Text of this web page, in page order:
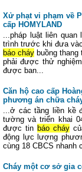
Xử phạt vi phạm về
cấp HOMYLAND
...pháp luật liên
trình trước khi đưa
báo cháy buồng
phải được thử
được ban...
Căn hộ cao cấp
phương án chữa
...ở các tầng liền kề
tường và triển khai
được tin báo cháy
động lực lượng
cùng 18 CBCS nhanh
Cháy một cơ sở gia